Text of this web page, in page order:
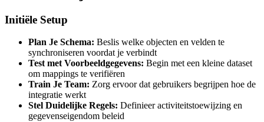
Initiële Setup
Plan Je Schema: Beslis welke objecten en velden te
synchroniseren voordat je verbindt
Test met Voorbeeldgegevens: Begin met een kleine dataset
om mappings te verifiëren
Train Je Team: Zorg ervoor dat gebruikers begrijpen hoe de
integratie werkt
Stel Duidelijke Regels: Definieer activiteitstoewijzing en
gegevenseigendom beleid